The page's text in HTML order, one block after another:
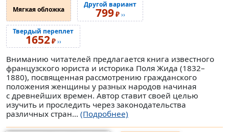
Мягкая обложка
Другой вариант
799₽››
Твердый переплет
1652₽››
Вниманию читателей предлагается книга известного
французского юриста и историка Поля Жида (1832–
1880), посвященная рассмотрению гражданского
положения женщины у разных народов начиная
с древнейших времен. Автор ставит своей целью
изучить и проследить через законодательства
различных стран... (Подробнее)